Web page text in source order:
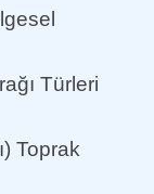
Türleri
Toprak